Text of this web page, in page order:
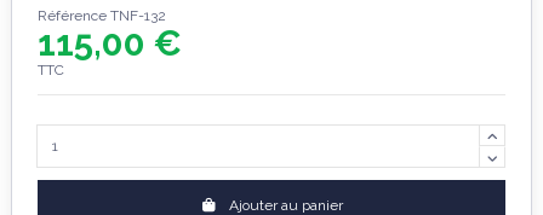
Référence TNF-132
115,00 €
TTC
Ajouter au panier